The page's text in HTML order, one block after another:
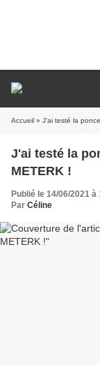
Accueil » J'ai testé la
J'ai testé la
METERK !
Publié le 14/06/2021 à
Par Céline